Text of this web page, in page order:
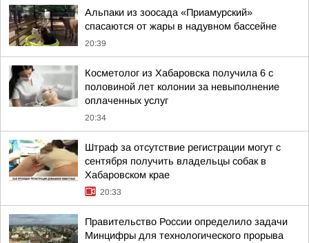
Альпаки из зоосада «Приамурский»
спасаются от жары в надувном бассейне
20:39
Косметолог из Хабаровска получила 6 с
половиной лет колонии за невыполнение
оплаченных услуг
20:34
Штраф за отсутствие регистрации могут с
сентября получить владельцы собак в
Хабаровском крае
20:33
Правительство России определило задачи
Минцифры для технологического прорыва